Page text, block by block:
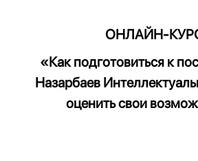
ОНЛАЙН-
«Как подготовиться к
Назарбаев
оценить свои